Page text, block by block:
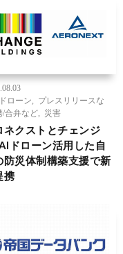
ドローン
プレスリリースな
/合弁など 災害
ネクストとチェンジ
ドローン活用した自
防災体制構築支援で新
携